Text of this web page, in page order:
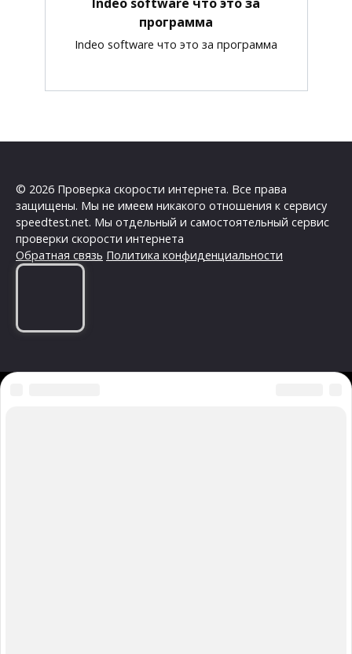
программа
Indeo software что это за программа
© 2026 Проверка скорости интернета. Все права
защищены. Мы не имеем никакого отношения к сервису
speedtest.net. Мы отдельный и самостоятельный сервис
проверки скорости интернета
Обратная связь Политика конфиденциальности